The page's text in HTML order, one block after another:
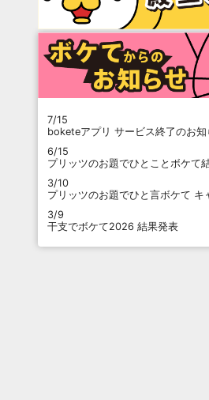
7/15
boketeアプリ サービス終了のお知
6/15
プリッツのお題でひとことボケて
3/10
プリッツのお題でひと言ボケて キ
3/9
干支でボケて2026 結果発表